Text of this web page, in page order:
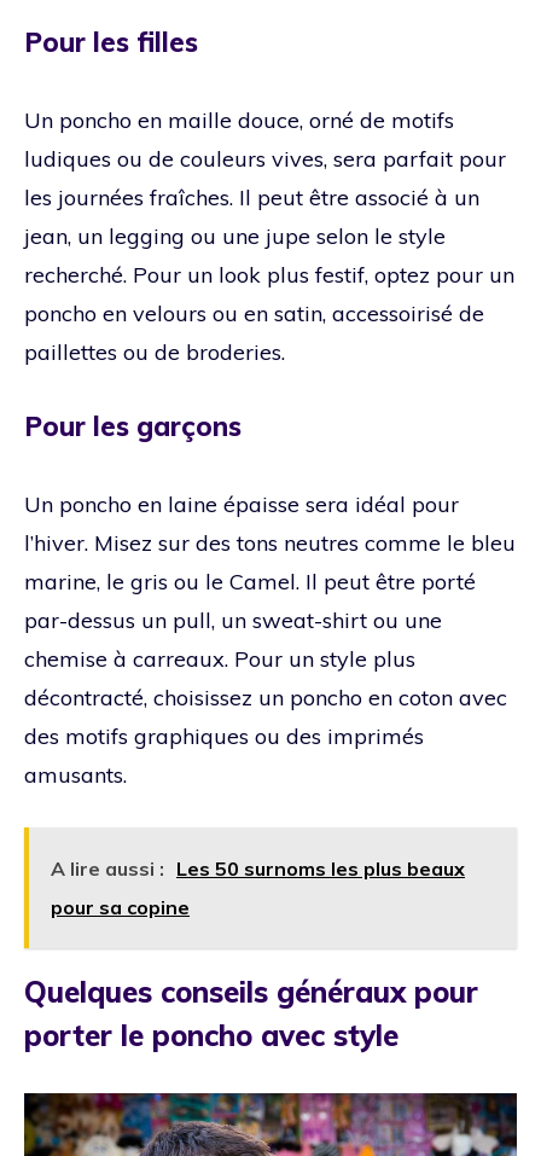
Pour les filles
Un poncho en maille douce, orné de motifs
ludiques ou de couleurs vives, sera parfait pour
les journées fraîches. Il peut être associé à un
jean, un legging ou une jupe selon le style
recherché. Pour un look plus festif, optez pour un
poncho en velours ou en satin, accessoirisé de
paillettes ou de broderies.
Pour les garçons
Un poncho en laine épaisse sera idéal pour
l’hiver. Misez sur des tons neutres comme le bleu
marine, le gris ou le Camel. Il peut être porté
par-dessus un pull, un sweat-shirt ou une
chemise à carreaux. Pour un style plus
décontracté, choisissez un poncho en coton avec
des motifs graphiques ou des imprimés
amusants.
A lire aussi : Les 50 surnoms les plus beaux
pour sa copine
Quelques conseils généraux pour
porter le poncho avec style